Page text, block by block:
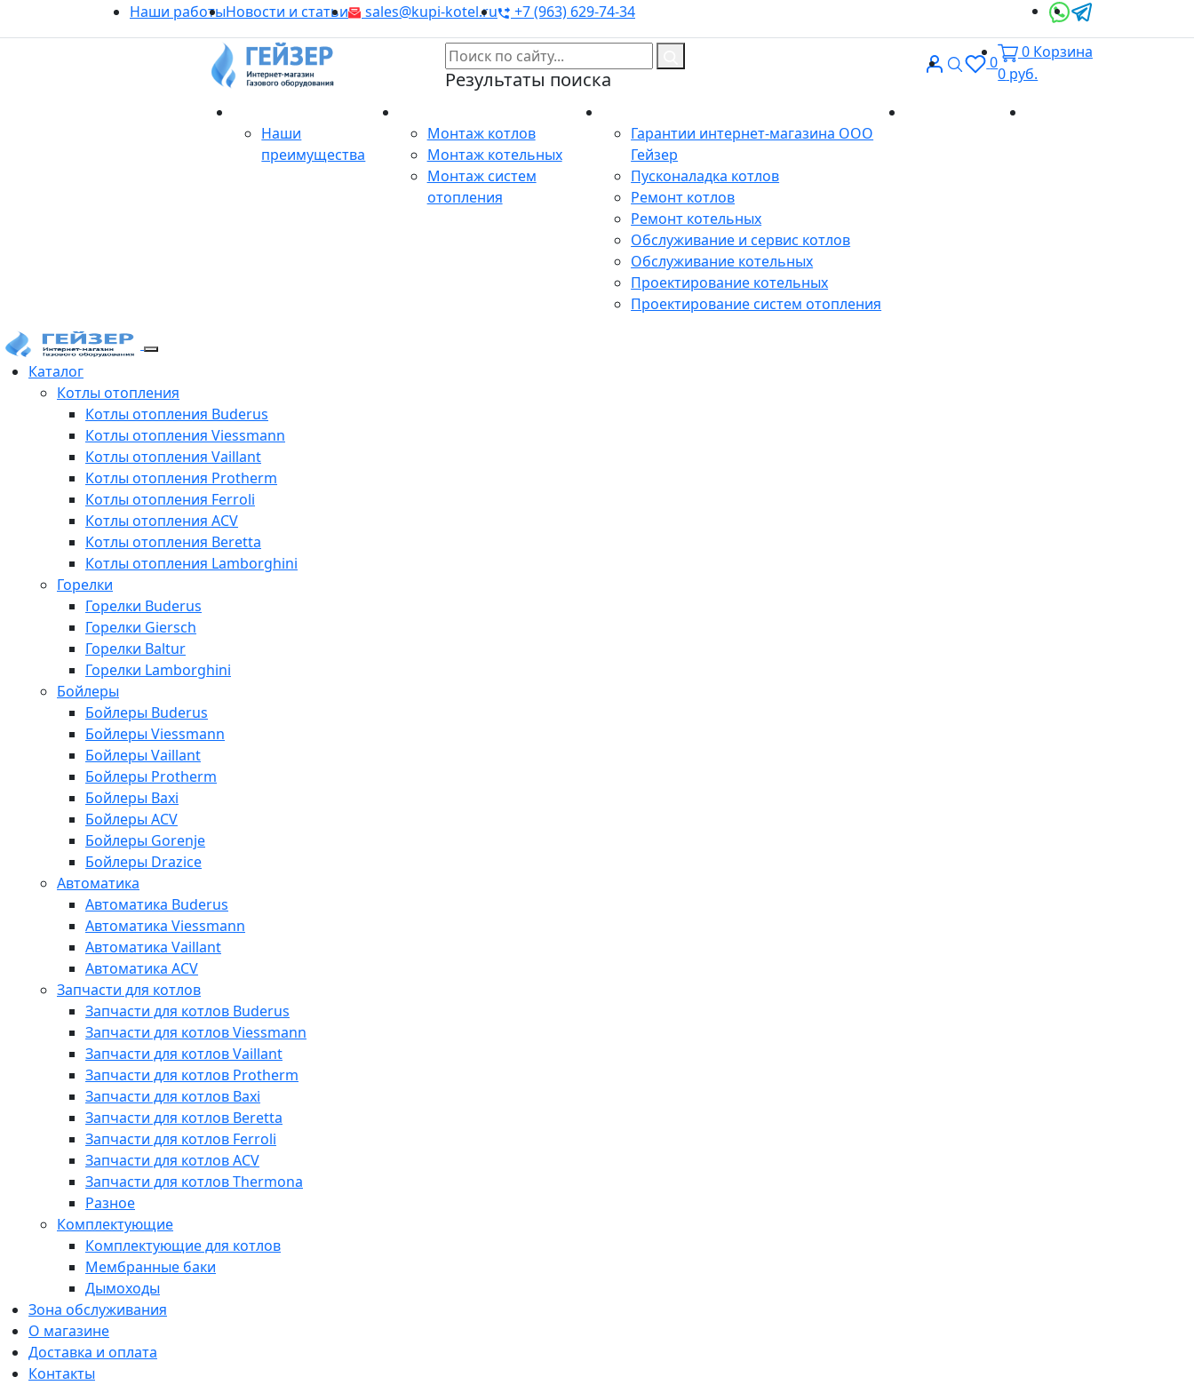
Наши работыНовости и статьи sales@kupi-kotel.ru +7 (963) 629-74-34
Результаты поиска
ВходПоиск
0
0 Корзина
0 руб.
Наши
преимущества
Монтаж котлов
Монтаж котельных
Монтаж систем
отопления
Гарантии интернет-магазина ООО
Гейзер
Пусконаладка котлов
Ремонт котлов
Ремонт котельных
Обслуживание и сервис котлов
Обслуживание котельных
Проектирование котельных
Проектирование систем отопления
Каталог
Котлы отопления
Котлы отопления Buderus
Котлы отопления Viessmann
Котлы отопления Vaillant
Котлы отопления Protherm
Котлы отопления Ferroli
Котлы отопления ACV
Котлы отопления Beretta
Котлы отопления Lamborghini
Горелки
Горелки Buderus
Горелки Giersch
Горелки Baltur
Горелки Lamborghini
Бойлеры
Бойлеры Buderus
Бойлеры Viessmann
Бойлеры Vaillant
Бойлеры Protherm
Бойлеры Baxi
Бойлеры ACV
Бойлеры Gorenje
Бойлеры Drazice
Автоматика
Автоматика Buderus
Автоматика Viessmann
Автоматика Vaillant
Автоматика ACV
Запчасти для котлов
Запчасти для котлов Buderus
Запчасти для котлов Viessmann
Запчасти для котлов Vaillant
Запчасти для котлов Protherm
Запчасти для котлов Baxi
Запчасти для котлов Beretta
Запчасти для котлов Ferroli
Запчасти для котлов ACV
Запчасти для котлов Thermona
Разное
Комплектующие
Комплектующие для котлов
Мембранные баки
Дымоходы
Зона обслуживания
О магазине
Доставка и оплата
Контакты